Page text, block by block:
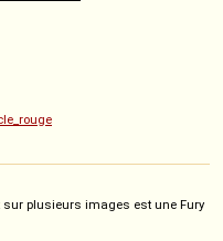
sur plusieurs images est une Fury